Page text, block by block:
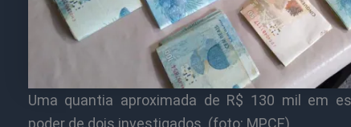
Uma quantia aproximada de R$ 130 mil em
poder de dois investigados. (foto: MPCE)